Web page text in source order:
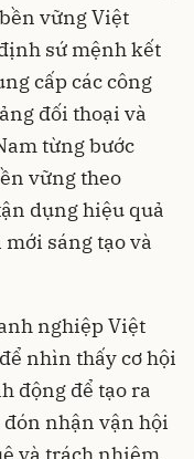
vững Việt
sứ mệnh kết
cấp các công
đối thoại và
từng bước
vững theo
dụng hiệu quả
sáng tạo và
nghiệp Việt
nhìn thấy cơ hội
động để tạo ra
nhận vận hội
và trách nhiệm